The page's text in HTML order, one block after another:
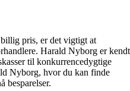
pris, er det vigtigt at
Harald Nyborg er kendt
til konkurrencedygtige
Nyborg, hvor du kan finde
besparelser.